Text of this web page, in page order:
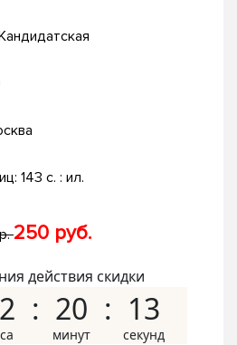
143 с. : ил.
250 руб.
действия скидки
20 12